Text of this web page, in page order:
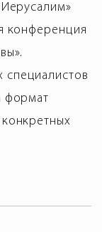
конференция
формат